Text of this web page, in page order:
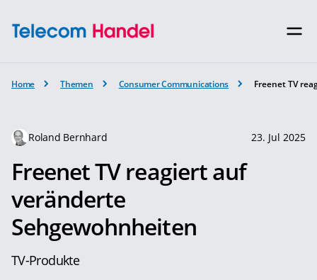
Home Themen Consumer Communications Freenet TV
Roland Bernhard 23. Jul 2025
Freenet TV reagiert auf
veränderte
Sehgewohnheiten
TV-Produkte